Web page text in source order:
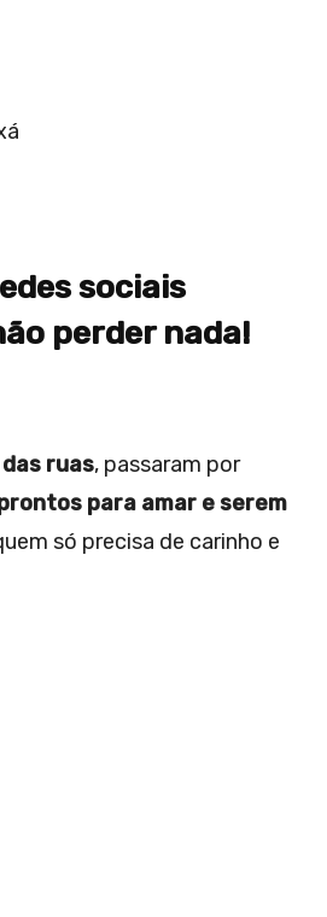
sociais
perder nada!
ruas, passaram por
para amar e serem
só precisa de carinho e